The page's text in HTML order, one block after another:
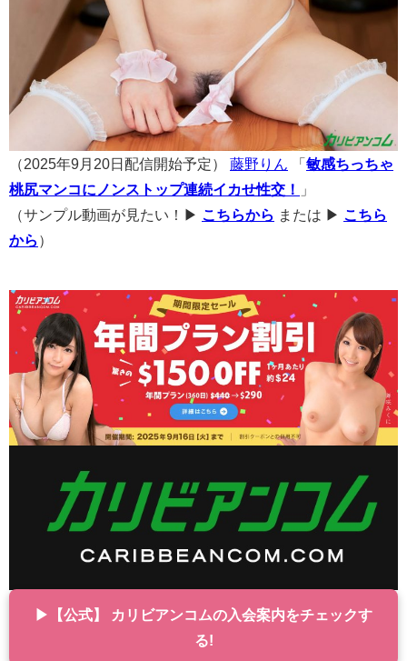
（2025年9月20日配信開始予定） 藤野りん 「 敏感ちっちゃ
桃尻マンコにノンストップ連続イカせ性交！
」
（サンプル動画が見たい！▶ こちらから または ▶ こちら
から ）
▶【公式】 カリビアンコムの入会案内をチェックす
る!